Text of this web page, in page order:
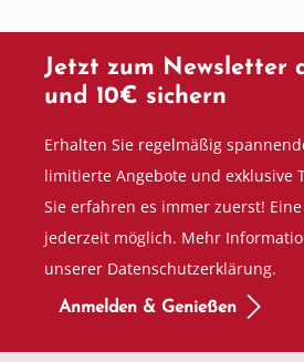
Jetzt zum Newsletter
und 10€ sichern
Erhalten Sie regelmäßig
limitierte Angebote und exklusive
Sie erfahren es immer zuerst!
jederzeit möglich. Mehr
unserer Datenschutzerklärung.
Anmelden & Genießen